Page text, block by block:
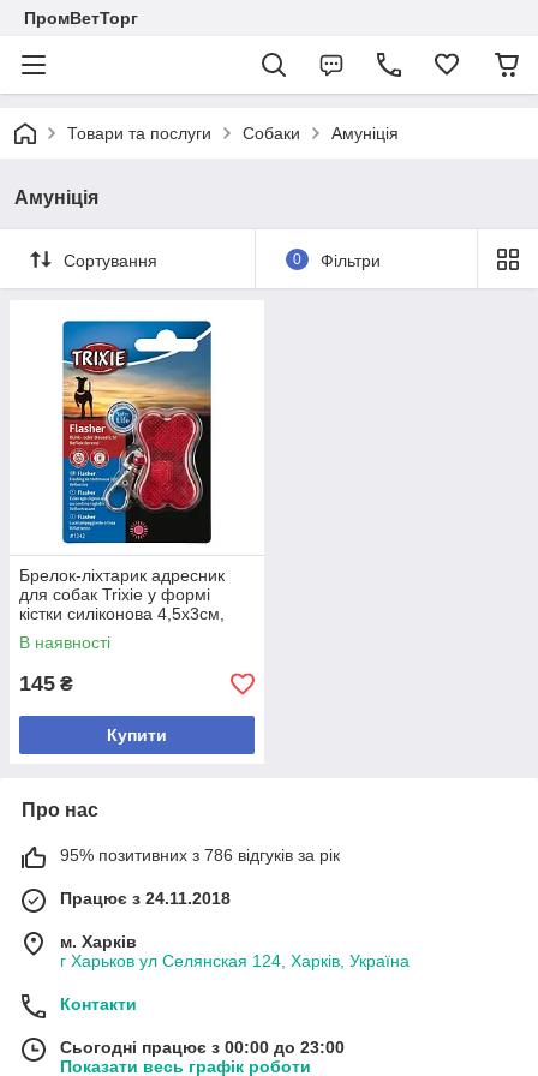
ПромВетТорг
Товари та послуги Собаки Амуніція
Амуніція
Сортування 0 Фільтри
Брелок-ліхтарик адресник
для собак Trixie у формі
кістки силіконова 4,5х3см,
арт,(1342), В наявності
В наявності
145 ₴
Купити
Про нас
95% позитивних з 786 відгуків за рік
Працює з 24.11.2018
м. Харків
г Харьков ул Селянская 124, Харків, Україна
Контакти
Сьогодні працює з 00:00 до 23:00
Показати весь графік роботи